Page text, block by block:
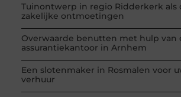
Tuinontwerp in regio Ridderkerk als
zakelijke ontmoetingen
Overwaarde benutten met hulp van
assurantiekantoor in Arnhem
Een slotenmaker in Rosmalen voor
verhuur